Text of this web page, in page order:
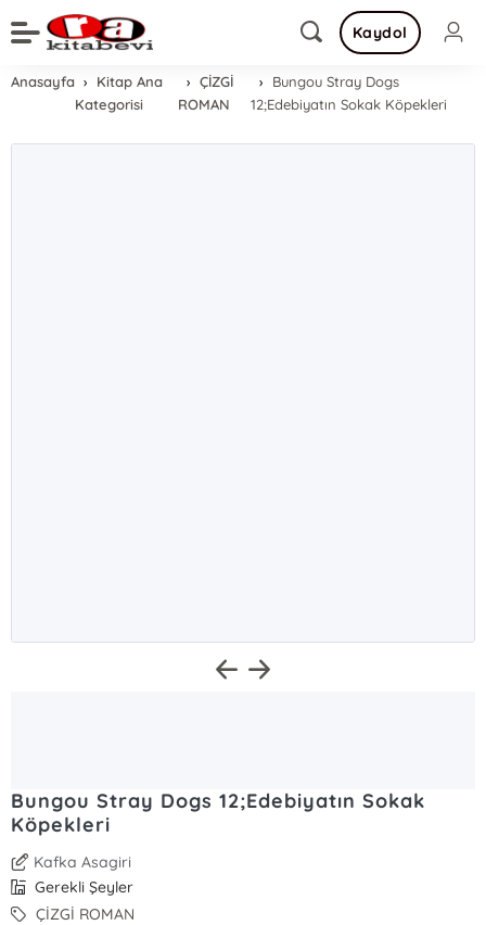
Kaydol
Anasayfa
Kitap Ana
Kategorisi
ÇİZGİ
ROMAN
Bungou Stray Dogs
12;Edebiyatın Sokak Köpekleri
Bungou Stray Dogs 12;Edebiyatın Sokak
Köpekleri
Kafka Asagiri
Gerekli Şeyler
ÇİZGİ ROMAN